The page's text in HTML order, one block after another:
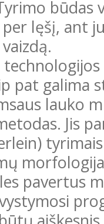
būdas
lęšį, ant
pat galima
lauko
Jis
pavertus